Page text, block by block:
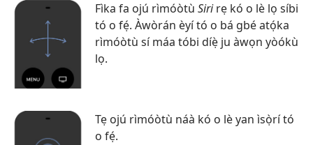
Fìka fa ojú rìmóòtù Sirirẹ kó o lè lọ síbi
tó o fẹ́. Àwòrán èyí tó o bá gbé atọ́ka
rìmóòtù sí máa tóbi díẹ̀ ju àwọn yòókù
lọ.
Tẹ ojú rìmóòtù náà kó o lè yan ìsọ̀rí tó
o fẹ́.